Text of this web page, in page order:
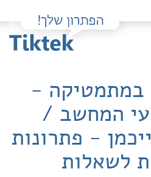
במתמטיקה -
המחשב /
- פתרונות
לשאלות